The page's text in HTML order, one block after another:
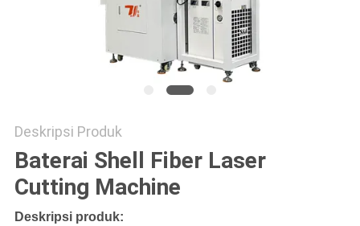
Deskripsi Produk
Baterai Shell Fiber Laser
Cutting Machine
Deskripsi produk: